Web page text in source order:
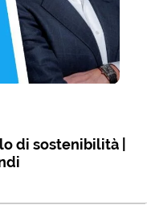
di sostenibilità |